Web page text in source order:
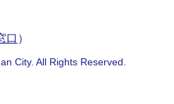
口 ）
City. All Rights Reserved.